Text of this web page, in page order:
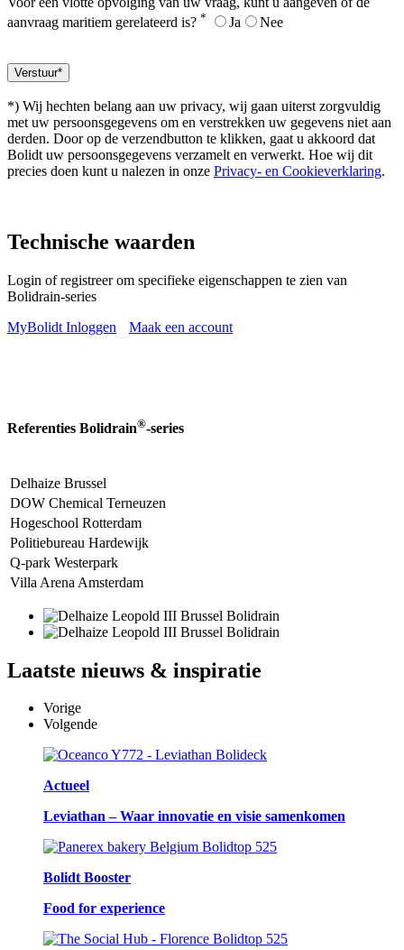
aanvraag maritiem gerelateerd is? * Ja Nee
*) Wij hechten belang aan uw privacy, wij gaan uiterst zorgvuldig
met uw persoonsgegevens om en verstrekken uw gegevens niet aan
derden. Door op de verzendbutton te klikken, gaat u akkoord dat
Bolidt uw persoonsgegevens verzamelt en verwerkt. Hoe wij dit
precies doen kunt u nalezen in onze Privacy- en Cookieverklaring.
Technische waarden
Login of registreer om specifieke eigenschappen te zien van
Bolidrain-series
MyBolidt Inloggen
Maak een account
Referenties Bolidrain®-series
Delhaize Brussel
DOW Chemical Terneuzen
Hogeschool Rotterdam
Politiebureau Hardewijk
Q-park Westerpark
Villa Arena Amsterdam
Laatste nieuws & inspiratie
Vorige
Volgende
Actueel
Leviathan – Waar innovatie en visie samenkomen
Bolidt Booster
Food for experience